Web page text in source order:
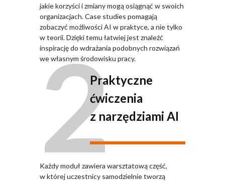
jakie korzyści i zmiany mogą osiągnąć w swoich
organizacjach. Case studies pomagają
zobaczyć możliwości AI w praktyce, a nie tylko
w teorii. Dzięki temu łatwiej jest znaleźć
inspirację do wdrażania podobnych rozwiązań
we własnym środowisku pracy.
2Praktyczne
ćwiczenia
z narzędziami AI
Każdy moduł zawiera warsztatową część,
w której uczestnicy samodzielnie tworzą